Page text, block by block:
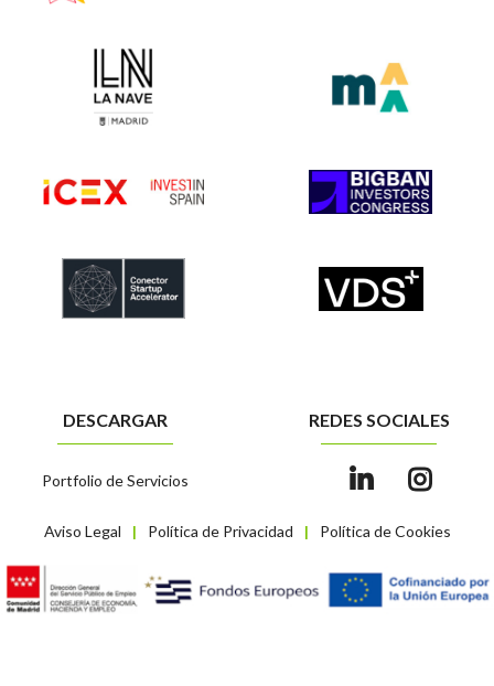
Aviso Legal | Política de Privacidad | Política de Cookies
DESCARGAR
Portfolio de Servicios
REDES SOCIALES